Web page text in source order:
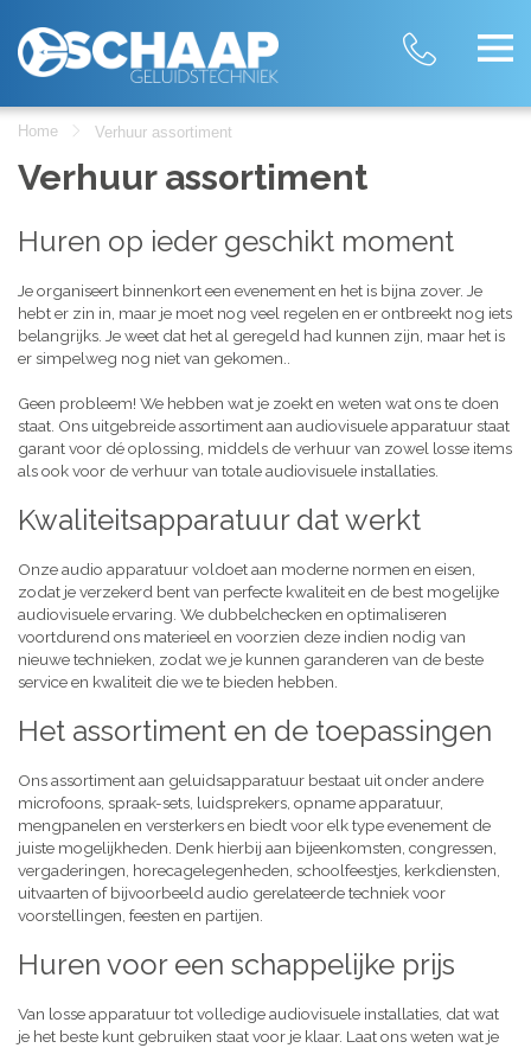
Home Verhuur assortiment
Verhuur assortiment
Huren op ieder geschikt moment
Je organiseert binnenkort een evenement en het is bijna zover. Je
hebt er zin in, maar je moet nog veel regelen en er ontbreekt nog iets
belangrijks. Je weet dat het al geregeld had kunnen zijn, maar het is
er simpelweg nog niet van gekomen..
Geen probleem! We hebben wat je zoekt en weten wat ons te doen
staat. Ons uitgebreide assortiment aan audiovisuele apparatuur staat
garant voor dé oplossing, middels de verhuur van zowel losse items
als ook voor de verhuur van totale audiovisuele installaties.
Kwaliteitsapparatuur dat werkt
Onze audio apparatuur voldoet aan moderne normen en eisen,
zodat je verzekerd bent van perfecte kwaliteit en de best mogelijke
audiovisuele ervaring. We dubbelchecken en optimaliseren
voortdurend ons materieel en voorzien deze indien nodig van
nieuwe technieken, zodat we je kunnen garanderen van de beste
service en kwaliteit die we te bieden hebben.
Het assortiment en de toepassingen
Ons assortiment aan geluidsapparatuur bestaat uit onder andere
microfoons, spraak-sets, luidsprekers, opname apparatuur,
mengpanelen en versterkers en biedt voor elk type evenement de
juiste mogelijkheden. Denk hierbij aan bijeenkomsten, congressen,
vergaderingen, horecagelegenheden, schoolfeestjes, kerkdiensten,
uitvaarten of bijvoorbeeld audio gerelateerde techniek voor
voorstellingen, feesten en partijen.
Huren voor een schappelijke prijs
Van losse apparatuur tot volledige audiovisuele installaties, dat wat
je het beste kunt gebruiken staat voor je klaar. Laat ons weten wat je